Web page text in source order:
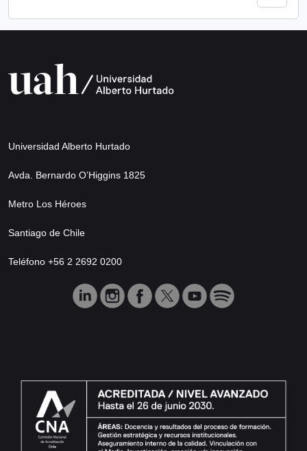
Universidad Alberto Hurtado
Avda. Bernardo O’Higgins 1825
Metro Los Héroes
Santiago de Chile
Teléfono +56 2 2692 0200